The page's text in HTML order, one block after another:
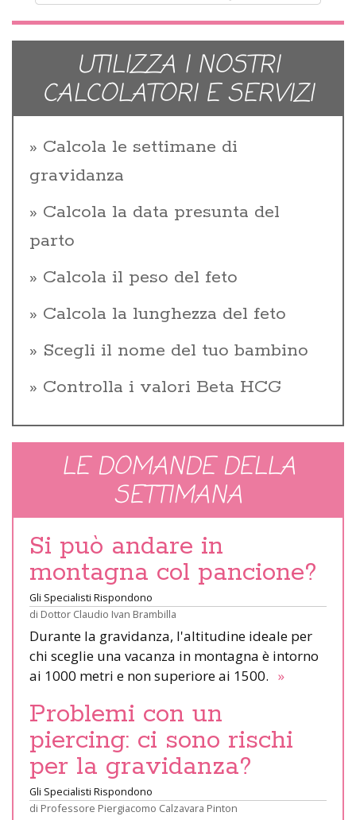
UTILIZZA I NOSTRI
CALCOLATORI E SERVIZI
Calcola le settimane di
gravidanza
Calcola la data presunta del
parto
Calcola il peso del feto
Calcola la lunghezza del feto
Scegli il nome del tuo bambino
Controlla i valori Beta HCG
LE DOMANDE DELLA
SETTIMANA
Si può andare in
montagna col pancione?
Gli Specialisti Rispondono
di Dottor Claudio Ivan Brambilla
Durante la gravidanza, l'altitudine ideale per
chi sceglie una vacanza in montagna è intorno
ai 1000 metri e non superiore ai 1500. »
Problemi con un
piercing: ci sono rischi
per la gravidanza?
Gli Specialisti Rispondono
di Professore Piergiacomo Calzavara Pinton